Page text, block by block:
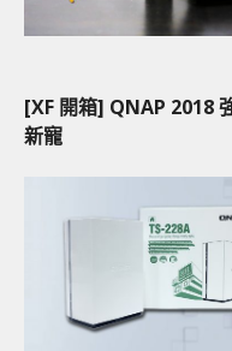
[XF 開箱] QNAP 2018
新寵